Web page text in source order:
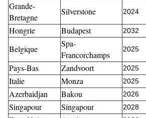
Grande-
Bretagne
Silverstone 2024
Hongrie Budapest 2032
Belgique
Spa-
Francorchamps
2025
Pays-Bas Zandvoort 2025
Italie Monza 2025
Azerbaidjan Bakou 2026
Singapour Singapour 2028